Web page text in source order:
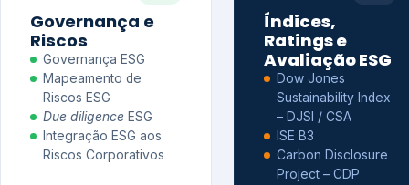
Governança e
Riscos
Governança ESG
Mapeamento de
Riscos ESG
Due diligence ESG
Integração ESG aos
Riscos Corporativos
Índices,
Ratings e
Avaliação ESG
Dow Jones
Sustainability Index
– DJSI / CSA
ISE B3
Carbon Disclosure
Project – CDP